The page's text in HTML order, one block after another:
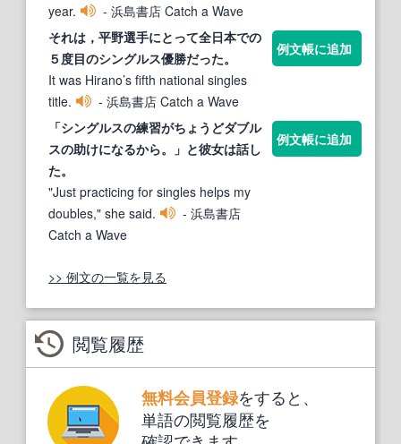
year.
- 浜島書店 Catch a Wave
それは，平野選手にとって全日本での
５度目のシングルス優勝だった。
It was Hirano’s fifth national singles
title.
- 浜島書店 Catch a Wave
例文帳に追加
「シングルスの練習がちょうどダブル
スの助けになるから。」と彼女は話し
た。
"Just practicing for singles helps my
doubles," she said.
- 浜島書店
Catch a Wave
例文帳に追加
>> 例文の一覧を見る
閲覧履歴
無料会員登録をすると、
単語の閲覧履歴を